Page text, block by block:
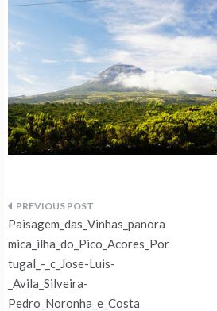
Navegação
de
artigos
Paisagem_das_Vinhas_panora
mica_ilha_do_Pico_Acores_Por
tugal_-_c_Jose-Luis-
_Avila_Silveira-
Pedro_Noronha_e_Costa